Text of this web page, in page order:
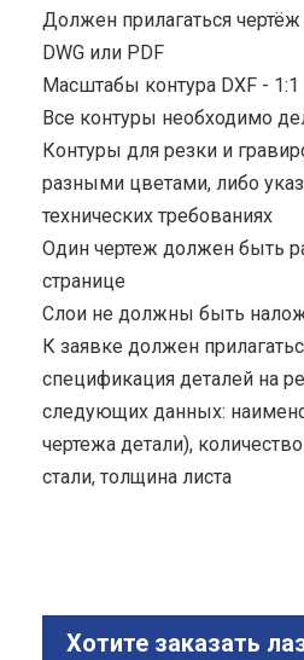
Должен прилагаться
DWG или PDF
Масштабы контура DXF - 1:1
Все контуры необходимо
Контуры для резки и
разными цветами, либо
технических требованиях
Один чертеж должен быть
странице
Cлои не должны быть
К заявке должен
спецификация деталей на
следующих данных:
чертежа детали),
стали, толщина листа
Хотите заказать